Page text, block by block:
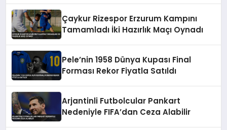
Çaykur Rizespor Erzurum Kampını
Tamamladı İki Hazırlık Maçı Oynadı
Pele’nin 1958 Dünya Kupası Final
Forması Rekor Fiyatla Satıldı
Arjantinli Futbolcular Pankart
Nedeniyle FIFA’dan Ceza Alabilir